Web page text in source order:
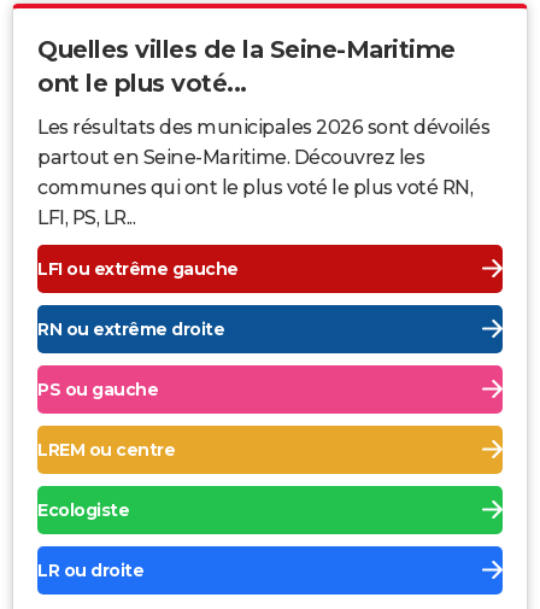
Quelles villes de la Seine-Maritime
ont le plus voté...
Les résultats des municipales 2026 sont dévoilés
partout en Seine-Maritime. Découvrez les
communes qui ont le plus voté le plus voté RN,
LFI, PS, LR...
LFI ou extrême gauche
RN ou extrême droite
PS ou gauche
LREM ou centre
Ecologiste
LR ou droite